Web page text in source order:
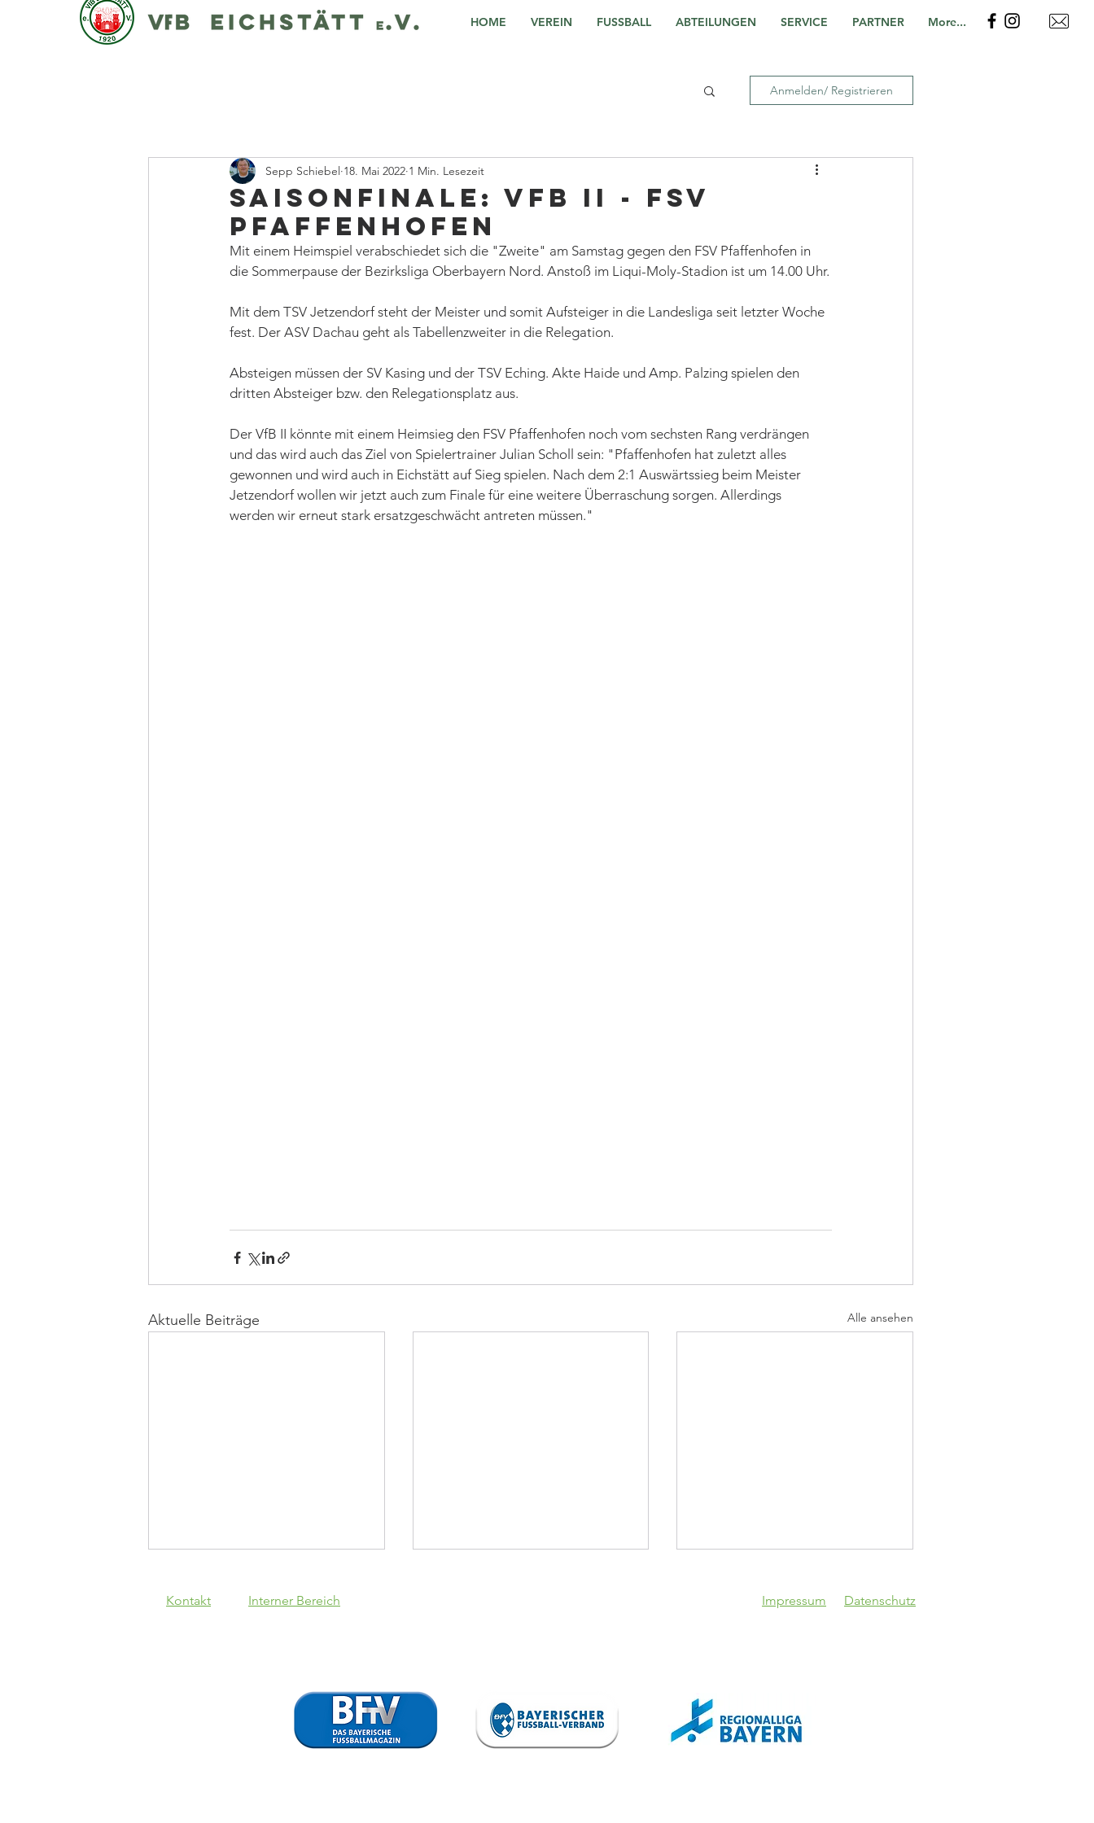
HOME VEREIN FUSSBALL ABTEILUNGEN SERVICE PARTNER More...
Anmelden/ Registrieren
Saisonfinale: VfB II - FSV
Pfaffenhofen
Sepp Schiebel 18. Mai 2022 1 Min. Lesezeit
Mit einem Heimspiel verabschiedet sich die "Zweite" am Samstag gegen den FSV Pfaffenhofen in
die Sommerpause der Bezirksliga Oberbayern Nord. Anstoß im Liqui-Moly-Stadion ist um 14.00 Uhr.
Mit dem TSV Jetzendorf steht der Meister und somit Aufsteiger in die Landesliga seit letzter Woche
fest. Der ASV Dachau geht als Tabellenzweiter in die Relegation.
Absteigen müssen der SV Kasing und der TSV Eching. Akte Haide und Amp. Palzing spielen den
dritten Absteiger bzw. den Relegationsplatz aus.
Der VfB II könnte mit einem Heimsieg den FSV Pfaffenhofen noch vom sechsten Rang verdrängen
und das wird auch das Ziel von Spielertrainer Julian Scholl sein: "Pfaffenhofen hat zuletzt alles
gewonnen und wird auch in Eichstätt auf Sieg spielen. Nach dem 2:1 Auswärtssieg beim Meister
Jetzendorf wollen wir jetzt auch zum Finale für eine weitere Überraschung sorgen. Allerdings
werden wir erneut stark ersatzgeschwächt antreten müssen."
Aktuelle Beiträge Alle ansehen
SpVgg Lam - VfB
VfB trennt
sich von
Steffen Israel
Totopokal!
SpVgg Lam - VfB
Kontakt Interner Bereich Impressum Datenschutz